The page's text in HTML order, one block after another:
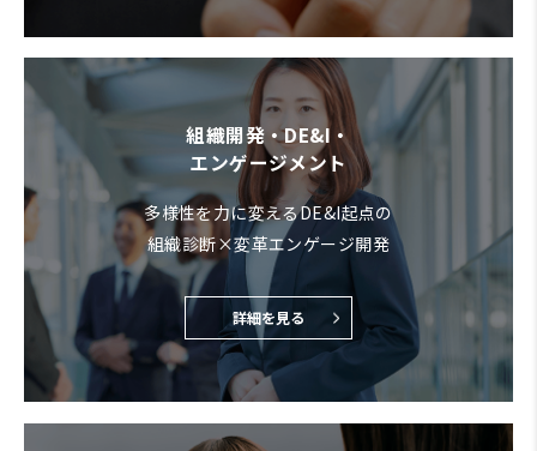
組織開発・DE&I・
エンゲージメント
多様性を力に変えるDE&I起点の
組織診断×変革エンゲージ開発
詳細を見る